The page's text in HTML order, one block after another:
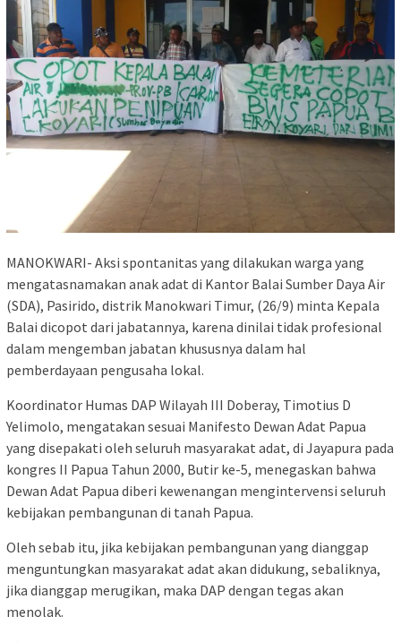
MANOKWARI- Aksi spontanitas yang dilakukan warga yang
mengatasnamakan anak adat di Kantor Balai Sumber Daya Air
(SDA), Pasirido, distrik Manokwari Timur, (26/9) minta Kepala
Balai dicopot dari jabatannya, karena dinilai tidak profesional
dalam mengemban jabatan khususnya dalam hal
pemberdayaan pengusaha lokal.
Koordinator Humas DAP Wilayah III Doberay, Timotius D
Yelimolo, mengatakan sesuai Manifesto Dewan Adat Papua
yang disepakati oleh seluruh masyarakat adat, di Jayapura pada
kongres II Papua Tahun 2000, Butir ke-5, menegaskan bahwa
Dewan Adat Papua diberi kewenangan mengintervensi seluruh
kebijakan pembangunan di tanah Papua.
Oleh sebab itu, jika kebijakan pembangunan yang dianggap
menguntungkan masyarakat adat akan didukung, sebaliknya,
jika dianggap merugikan, maka DAP dengan tegas akan
menolak.